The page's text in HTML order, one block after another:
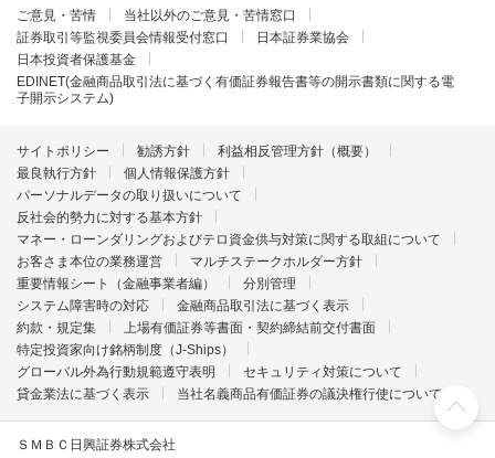
ご意見・苦情
当社以外のご意見・苦情窓口
証券取引等監視委員会情報受付窓口
日本証券業協会
日本投資者保護基金
EDINET(金融商品取引法に基づく有価証券報告書等の開示書類に関する電
子開示システム)
サイトポリシー 勧誘方針
利益相反管理方針（概要）
最良執行方針
個人情報保護方針
パーソナルデータの取り扱いについて
反社会的勢力に対する基本方針
マネー・ローンダリングおよびテロ資金供与対策に関する取組について
お客さま本位の業務運営
マルチステークホルダー方針
重要情報シート（金融事業者編）
分別管理
システム障害時の対応
金融商品取引法に基づく表示
約款・規定集
上場有価証券等書面・契約締結前交付書面
特定投資家向け銘柄制度（J-Ships）
グローバル外為行動規範遵守表明
セキュリティ対策について
貸金業法に基づく表示
当社名義商品有価証券の議決権行使について
ＳＭＢＣ日興証券株式会社